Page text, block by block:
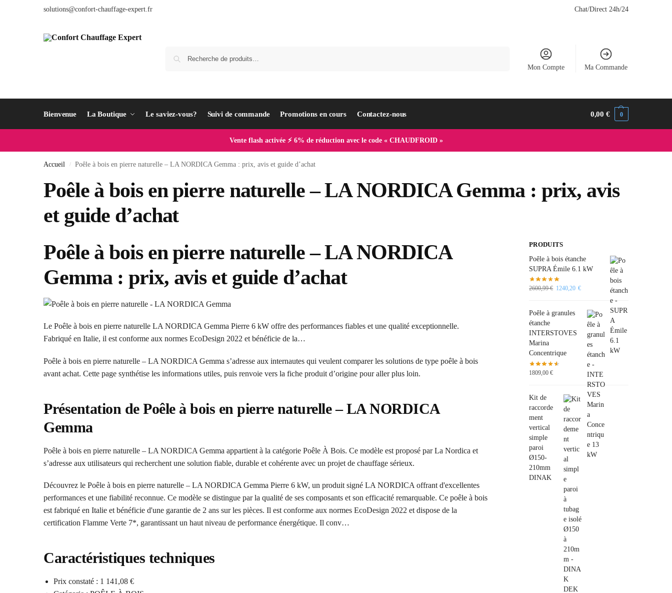
solutions@confort-chauffage-expert.fr Chat/Direct 24h/24
Mon Compte Ma Commande
Bienvenue La Boutique Le saviez-vous? Suivi de commande Promotions en cours Contactez-nous 0,00€ 0
Vente flash activée ⚡ 6% de réduction avec le code « CHAUDFROID »
Accueil / Poêle à bois en pierre naturelle – LA NORDICA Gemma : prix, avis et guide d’achat
Poêle à bois en pierre naturelle – LA NORDICA Gemma : prix, avis
et guide d’achat
Poêle à bois en pierre naturelle – LA NORDICA
Gemma : prix, avis et guide d’achat
Le Poêle à bois en pierre naturelle LA NORDICA Gemma Pierre 6 kW offre des performances fiables et une qualité exceptionnelle.
Fabriqué en Italie, il est conforme aux normes EcoDesign 2022 et bénéficie de la…
Poêle à bois en pierre naturelle – LA NORDICA Gemma s’adresse aux internautes qui veulent comparer les solutions de type poêle à bois
avant achat. Cette page synthétise les informations utiles, puis renvoie vers la fiche produit d’origine pour aller plus loin.
Présentation de Poêle à bois en pierre naturelle – LA NORDICA
Gemma
Poêle à bois en pierre naturelle – LA NORDICA Gemma appartient à la catégorie Poêle À Bois. Ce modèle est proposé par La Nordica et
s’adresse aux utilisateurs qui recherchent une solution fiable, durable et cohérente avec un projet de chauffage sérieux.
Découvrez le Poêle à bois en pierre naturelle – LA NORDICA Gemma Pierre 6 kW, un produit signé LA NORDICA offrant d'excellentes
performances et une fiabilité reconnue. Ce modèle se distingue par la qualité de ses composants et son efficacité remarquable. Ce poêle à bois
est fabriqué en Italie et bénéficie d'une garantie de 2 ans sur les pièces. Il est conforme aux normes EcoDesign 2022 et dispose de la
certification Flamme Verte 7*, garantissant un haut niveau de performance énergétique. Il conv…
Caractéristiques techniques
Prix constaté : 1 141,08 €
PRODUITS
Poêle à bois étanche
SUPRA Émile 6.1 kW
2600,99€ 1240,20 €
Poêle à granules
étanche
INTERSTOVES
Marina
Concentrique
1809,00€
Kit de
raccorde
ment
vertical
simple
paroi
Ø150-
210mm
DINAK